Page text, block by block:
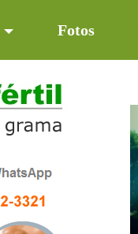
Fotos